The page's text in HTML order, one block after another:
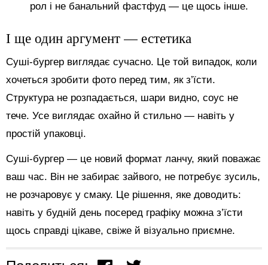
рол і не банальний фастфуд — це щось інше.
І ще один аргумент — естетика
Суші-бургер виглядає сучасно. Це той випадок, коли
хочеться зробити фото перед тим, як з’їсти.
Структура не розпадається, шари видно, соус не
тече. Усе виглядає охайно й стильно — навіть у
простій упаковці.
Суші-бургер — це новий формат ланчу, який поважає
ваш час. Він не забирає зайвого, не потребує зусиль,
не розчаровує у смаку. Це рішення, яке доводить:
навіть у будній день посеред графіку можна з’їсти
щось справді цікаве, свіже й візуально приємне.